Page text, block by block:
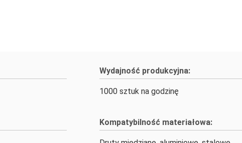
Wydajność produkcyjna:
1000 sztuk na godzinę
Kompatybilność materiałowa: